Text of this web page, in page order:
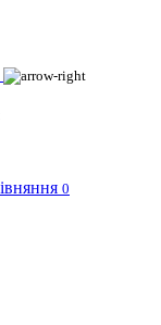
0